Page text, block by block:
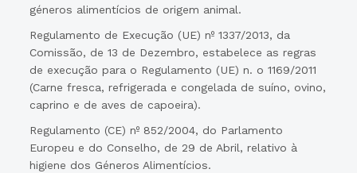
géneros alimentícios de origem animal.
Regulamento de Execução (UE) nº 1337/2013, da
Comissão, de 13 de Dezembro, estabelece as regras
de execução para o Regulamento (UE) n. o 1169/2011
(Carne fresca, refrigerada e congelada de suíno, ovino,
caprino e de aves de capoeira).
Regulamento (CE) nº 852/2004, do Parlamento
Europeu e do Conselho, de 29 de Abril, relativo à
higiene dos Géneros Alimentícios.